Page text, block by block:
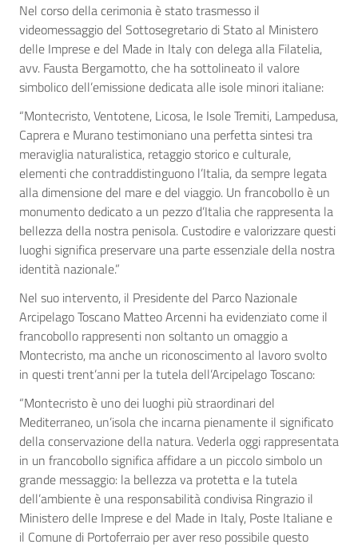
Nel corso della cerimonia è stato trasmesso il
videomessaggio del Sottosegretario di Stato al Ministero
delle Imprese e del Made in Italy con delega alla Filatelia,
avv. Fausta Bergamotto, che ha sottolineato il valore
simbolico dell’emissione dedicata alle isole minori italiane:
“Montecristo, Ventotene, Licosa, le Isole Tremiti, Lampedusa,
Caprera e Murano testimoniano una perfetta sintesi tra
meraviglia naturalistica, retaggio storico e culturale,
elementi che contraddistinguono l’Italia, da sempre legata
alla dimensione del mare e del viaggio. Un francobollo è un
monumento dedicato a un pezzo d’Italia che rappresenta la
bellezza della nostra penisola. Custodire e valorizzare questi
luoghi significa preservare una parte essenziale della nostra
identità nazionale.”
Nel suo intervento, il Presidente del Parco Nazionale
Arcipelago Toscano Matteo Arcenni ha evidenziato come il
francobollo rappresenti non soltanto un omaggio a
Montecristo, ma anche un riconoscimento al lavoro svolto
in questi trent’anni per la tutela dell’Arcipelago Toscano:
“Montecristo è uno dei luoghi più straordinari del
Mediterraneo, un’isola che incarna pienamente il significato
della conservazione della natura. Vederla oggi rappresentata
in un francobollo significa affidare a un piccolo simbolo un
grande messaggio: la bellezza va protetta e la tutela
dell’ambiente è una responsabilità condivisa Ringrazio il
Ministero delle Imprese e del Made in Italy, Poste Italiane e
il Comune di Portoferraio per aver reso possibile questo